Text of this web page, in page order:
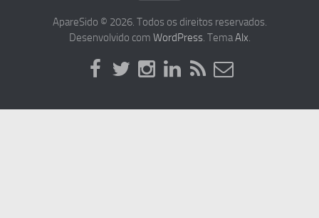
ApareSido © 2026. Todos os direitos reservados.
Desenvolvido com WordPress. TemaAlx.